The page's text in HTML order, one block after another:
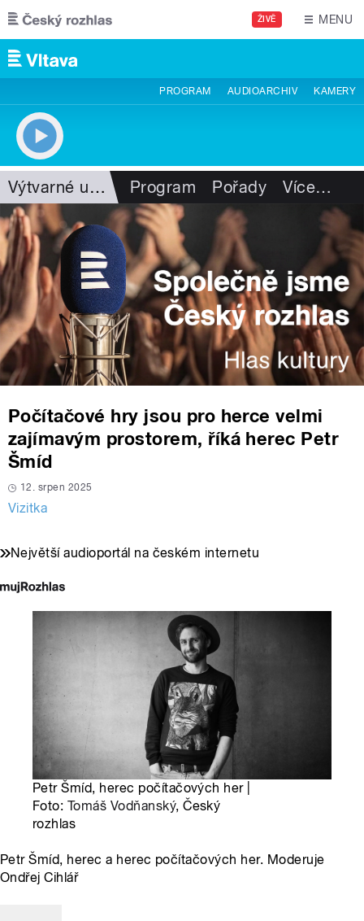
Přejít k hlavnímu obsahu
ŽIVĚ MENU
PROGRAM AUDIOARCHIV KAMERY
Výtvarné umění Program Pořady Více…
Počítačové hry jsou pro herce velmi
zajímavým prostorem, říká herec Petr
Šmíd
12. srpen 2025
Vizitka
Největší audioportál na českém internetu
Petr Šmíd, herec počítačových her |
Foto: Tomáš Vodňanský, Český
rozhlas
Petr Šmíd, herec a herec počítačových her. Moderuje
Ondřej Cihlář